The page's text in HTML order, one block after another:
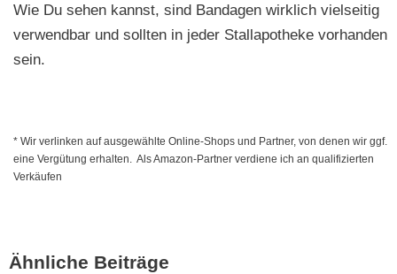
Wie Du sehen kannst, sind Bandagen wirklich vielseitig
verwendbar und sollten in jeder Stallapotheke vorhanden
sein.
* Wir verlinken auf ausgewählte Online-Shops und Partner, von denen wir ggf.
eine Vergütung erhalten. Als Amazon-Partner verdiene ich an qualifizierten
Verkäufen
Ähnliche Beiträge